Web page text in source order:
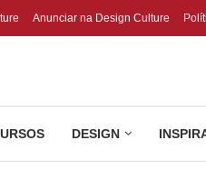
Anunciar na Design Culture
DESIGN